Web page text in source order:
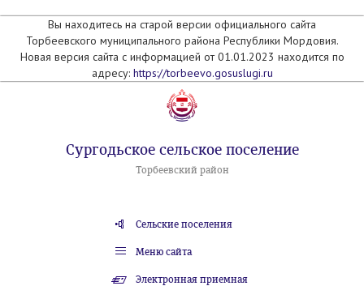
Вы находитесь на старой версии официального сайта
Торбеевского муниципального района Республики Мордовия.
Новая версия сайта с информацией от 01.01.2023 находится по
адресу: https://torbeevo.gosuslugi.ru
Сургодьское сельское поселение
Торбеевский район
Сельские поселения
Меню сайта
Электронная приемная